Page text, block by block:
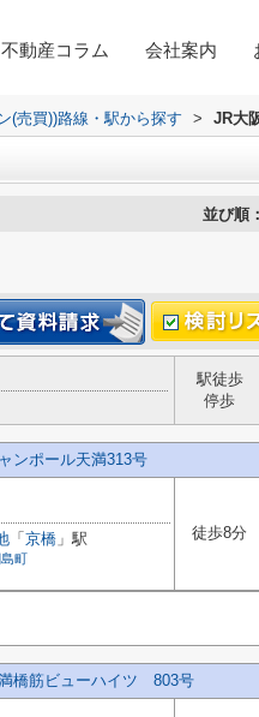
不動産コラム 会社案内
(売買))路線・駅から探す > JR大
並び順：
駅徒歩
停歩
ンポール天満313号
「 京橋 」駅
町
徒歩8分
橋筋ビューハイツ 803号